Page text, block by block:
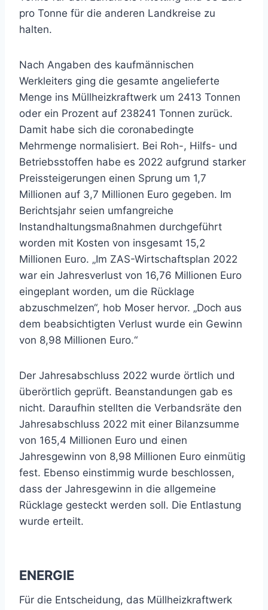
pro Tonne für die anderen Landkreise zu
halten.
Nach Angaben des kaufmännischen
Werkleiters ging die gesamte angelieferte
Menge ins Müllheizkraftwerk um 2413 Tonnen
oder ein Prozent auf 238241 Tonnen zurück.
Damit habe sich die coronabedingte
Mehrmenge normalisiert. Bei Roh-, Hilfs- und
Betriebsstoffen habe es 2022 aufgrund starker
Preissteigerungen einen Sprung um 1,7
Millionen auf 3,7 Millionen Euro gegeben. Im
Berichtsjahr seien umfangreiche
Instandhaltungsmaßnahmen durchgeführt
worden mit Kosten von insgesamt 15,2
Millionen Euro. „Im ZAS-Wirtschaftsplan 2022
war ein Jahresverlust von 16,76 Millionen Euro
eingeplant worden, um die Rücklage
abzuschmelzen“, hob Moser hervor. „Doch aus
dem beabsichtigten Verlust wurde ein Gewinn
von 8,98 Millionen Euro.“
Der Jahresabschluss 2022 wurde örtlich und
überörtlich geprüft. Beanstandungen gab es
nicht. Daraufhin stellten die Verbandsräte den
Jahresabschluss 2022 mit einer Bilanzsumme
von 165,4 Millionen Euro und einen
Jahresgewinn von 8,98 Millionen Euro einmütig
fest. Ebenso einstimmig wurde beschlossen,
dass der Jahresgewinn in die allgemeine
Rücklage gesteckt werden soll. Die Entlastung
wurde erteilt.
ENERGIE
Für die Entscheidung, das Müllheizkraftwerk